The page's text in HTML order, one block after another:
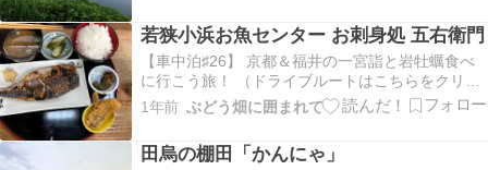
ので 海をパチリ！お天気がいまいちですが やはり
海はいいで…
若狭小浜お魚センター お刺身処 五右衛門
【車中泊♯26】 京都＆福井の一宮詣と岩牡蠣食べ
に行こう旅！ （ドライブルートはこちらをクリッ
ク！）朝早くに出発しまして どこか朝ごはんを市
場の定食屋さん 朝 ６時からやってるーーーお世話
右衛門さん夫 焼き鯖定食わたくし お刺身定食…
1年前 ぶどう畑に囲まれて
田烏の棚田「かんにゃ」